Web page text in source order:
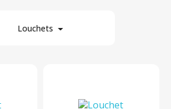
En stock
Louchets